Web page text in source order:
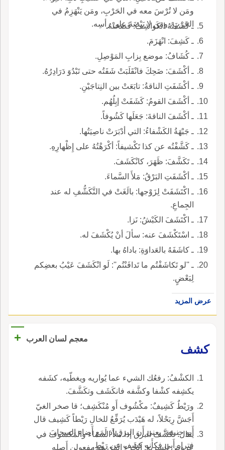
ومَن لا تُرْسَ معه في الحَرْبِ، ومَن يَنْهَزِمُ في
الحَرْبِ، ومَن لا بَيْضَةَ على رأسِه.
ـ كَشَفَتْهُ الكَواشِفُ: فَضَحَتْهُ.
ـ كَشِفَ: انْهَزَمَ.
ـ كُشَافُ: موضع بِزابِ المَوْصِلِ.
ـ أكْشَفَ: ضَحِكَ فانْقَلَبَتْ شَفَتُه حتى تَبْدُوَ دَرَادِرُهُ.
ـ أكْشَفَتِ الناقةُ: تابَعَتْ بين النِتاجَيْنِ.
ـ أكْشَفَ القومُ: كَشَفَتْ إبِلُهُم.
ـ أكْشَفَ الناقةَ: جَعَلَها كَشُوفاً.
ـ جَبْهَةُ الكَشْفاءُ: التي أدْبَرَتْ ناصِيَتُها.
ـ كَشَّفْتُه عن كذا تَكْشيفاً: أكْرَهْتُهُ على إِظْهارِهِ.
ـ تَكَشَّفَ: ظَهَرَ، كانْكَشَفَ.
ـ أكْشَفَتِ البَرْقُ: مَلأَ السَّماءَ.
ـ اكْتَشَفَتْ لِزَوْجها: بالَغَتْ في التَّكَشُّفِ له عند
الجِماعِ.
ـ اكْتَشَفَ الكَبْشُ: نَزا.
ـ اسْتَكْشَفَ عنه: سألَ أنْ يُكْشَفَ له.
ـ كاشَفَهُ بالعَداوَةِ: باداهُ بها.
ـ ''لو تَكاشَفْتُم ما تَدافَنْتُم'': لَو انْكَشَفَ عَيْبُ بعضِكم
لِبَعْضٍ.
عرض المزيد
معجم لسان العرب
+
كشف
الكشْفُ: رفعُك الشيء عما يُواريه ويغطّيه، كشَفه
يكشِفه كشْفا وكشَّفه فانكَشَف وتكَشَّفَ.
ورَيْطٌ كَشِيفٌ: مكْشُوف أَو مُنْكَشِف؛ قا صخر الغيّ
أَجَشَّ رِبَحْلاً، له هَيْدَب يُرَفِّعُ للخالِ رَيْطاً كَشِيف قال
أَبو حنيفة: يعني أَن البرق إذ لَمَع أَضاء السحابَ
فتراه أَبي فكأَنه كشَف عن رَيْطٍ.
يقال: تكشَّف البرق إذا ملأَ السماء والمَكشوف في
عَروض السريع: الجُزء الذي هو مفعولن أَصله